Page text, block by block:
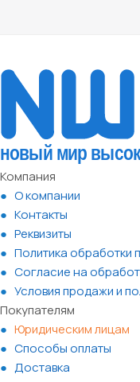
Компания
О компании
Контакты
Реквизиты
Политика обработки
Согласие на
Условия продажи и
Покупателям
Юридическим лицам
Способы оплаты
Доставка